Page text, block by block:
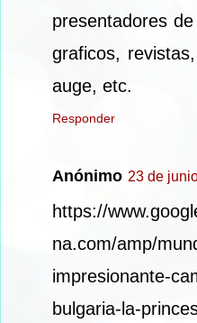
presentadores
graficos,
auge, etc.
Responder
Anónimo 23 de
https://
na.com/amp/
impresionante-
bulgaria-la-